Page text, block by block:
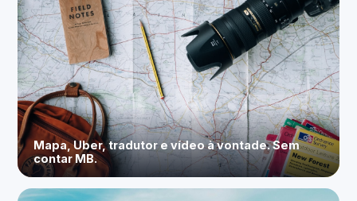
Mapa, Uber, tradutor e vídeo à vontade. Sem
contar MB.